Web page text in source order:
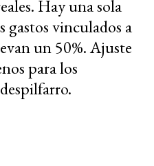
Hay una sola
gastos vinculados a
un 50%. Ajuste
para los